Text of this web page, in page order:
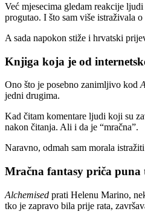
Već mjesecima gledam reakcije
progutao. I što sam više istraživala
A sada napokon stiže i hrvatski
Knjiga koja je od
Ono što je posebno zanimljivo kod
jedni drugima.
Kad čitam komentare ljudi koji su
nakon čitanja. Ali i da je “mračna”.
Naravno, odmah sam morala
Mračna fantasy priča
Alchemised prati Helenu Marino,
tko je zapravo bila prije rata,